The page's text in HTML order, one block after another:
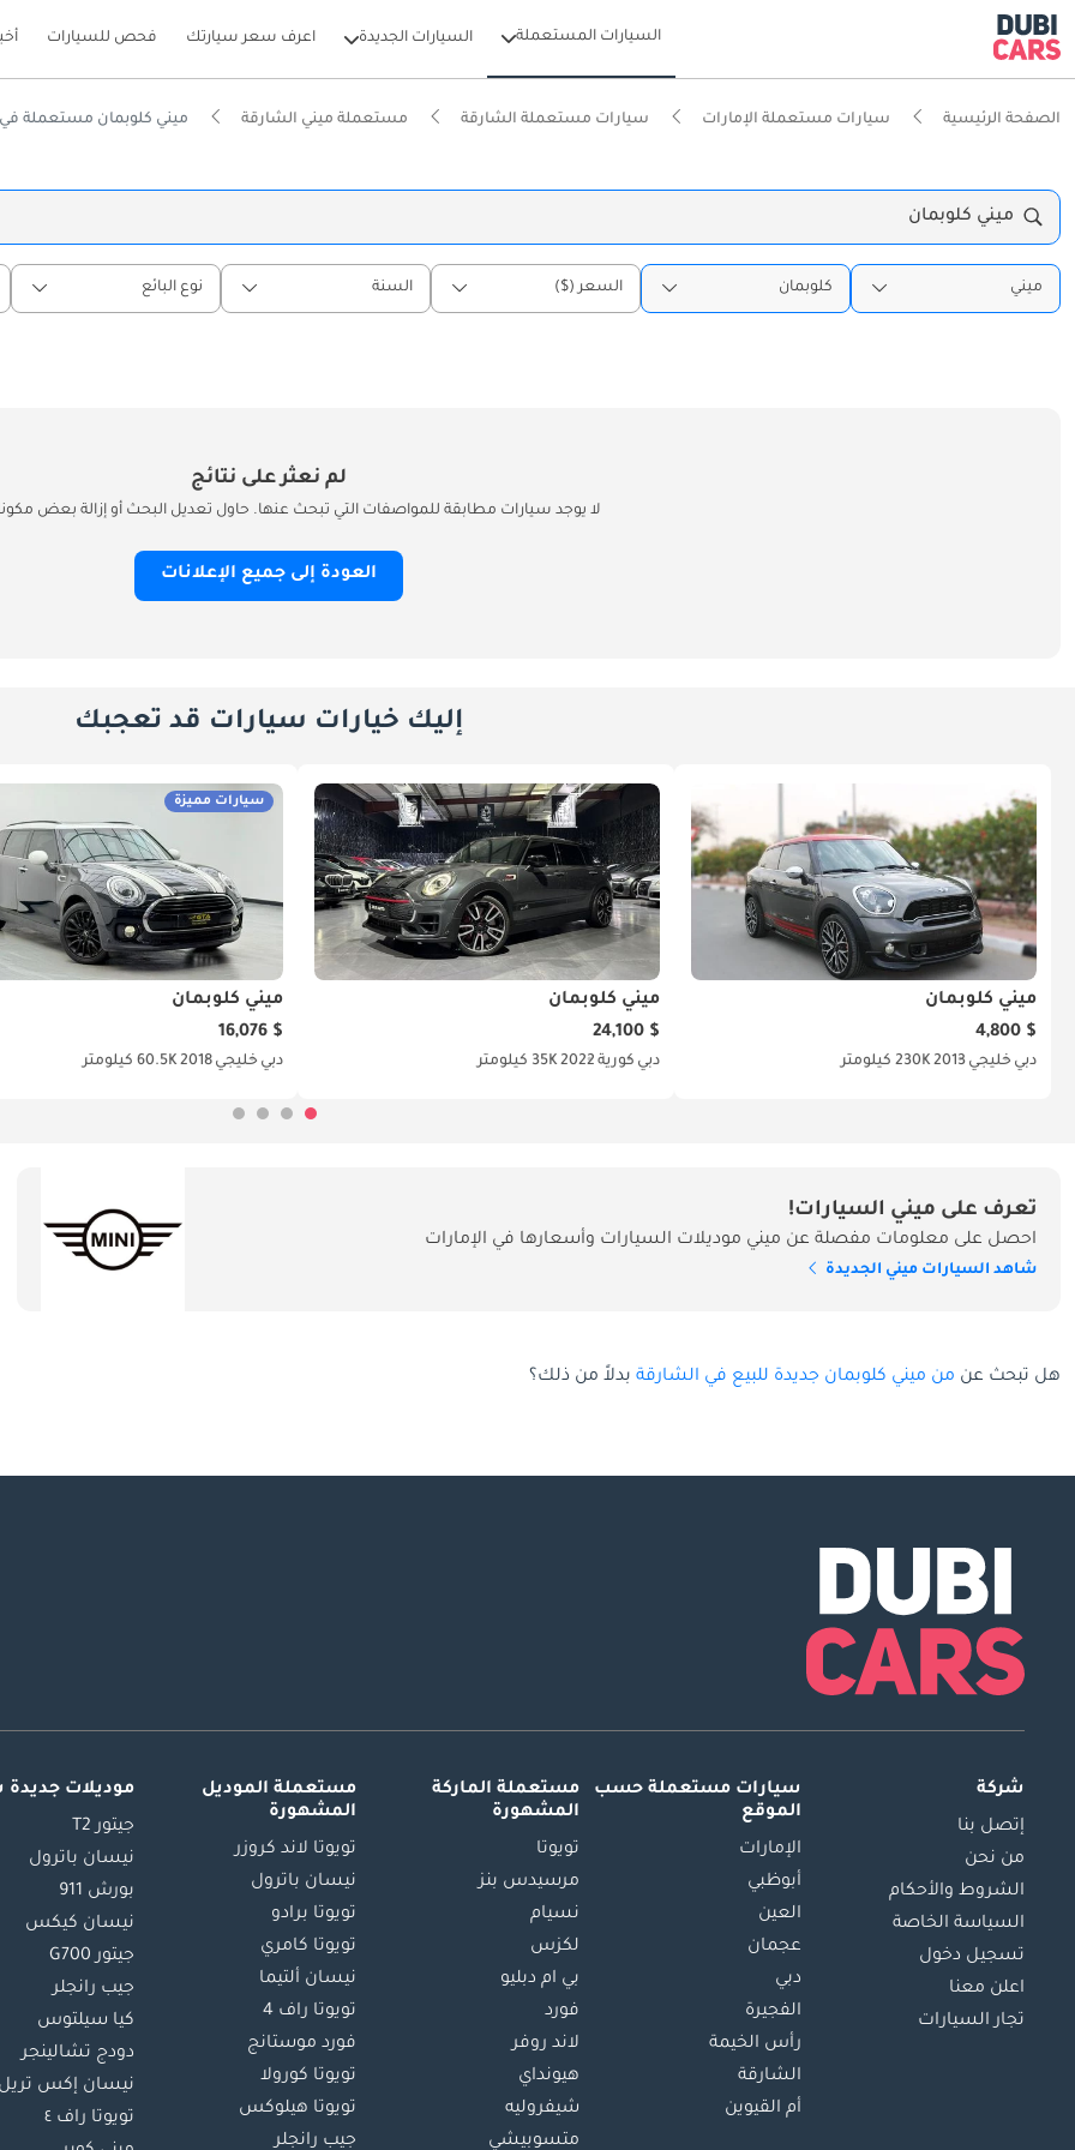
السيارات المستعملة السيارات الجديدة اعرف سعر سيارتك فحص للسيارات
الصفحة الرئيسية سيارات مستعملة الإمارات سيارات مستعملة الشارقة مستعملة ميني الشارقة ميني كلوبمان مستعملة
ميني كلوبمان
ميني كلوبمان السعر ($) السنة نوع البائع
لم نعثر على نتائج
لا يوجد سيارات مطابقة للمواصفات التي تبحث عنها. حاول تعديل البحث أو إزالة بعض
العودة إلى جميع الإعلانات
إليك خيارات سيارات قد تعجبك
ميني كلوبمان
$ 4,800
دبي خليجي 2013230K كيلومتر
ميني كلوبمان
$ 24,100
دبي كورية 202235K كيلومتر
سيارات مميزة
ميني كلوبمان
$ 16,076
دبي خليجي 201860.5K كيلومتر
تعرف على ميني السيارات!
احصل على معلومات مفصلة عن ميني موديلات السيارات وأسعارها في الإمارات
شاهد السيارات ميني الجديدة
هل تبحث عن من ميني كلوبمان جديدة للبيع في الشارقة بدلاً من ذلك؟
شركة
إتصل بنا
من نحن
الشروط والأحكام
السياسة الخاصة
تسجيل دخول
اعلن معنا
تجار السيارات
سيارات مستعملة حسب
الموقع
الإمارات
أبوظبي
العين
عجمان
دبي
الفجيرة
رأس الخيمة
الشارقة
أم القيوين
مستعملة الماركة
المشهورة
تويوتا
مرسيدس بنز
نسيام
لكزس
بي ام دبليو
فورد
لاند روفر
هيونداي
شيفروليه
متسوبيشي
مستعملة الموديل
المشهورة
تويوتا لاند كروزر
نيسان باترول
تويوتا برادو
تويوتا كامري
نيسان ألتيما
تويوتا راف 4
فورد موستانج
تويوتا كورولا
تويوتا هيلوكس
جيب رانجلر
موديلات
جيتور T2
نيسان باترول
بورش 911
نيسان كيكس
جيتور G700
جيب رانجلر
كيا سيلتوس
دودج تشالينجر
نيسان إكس تريل
تويوتا راف ٤